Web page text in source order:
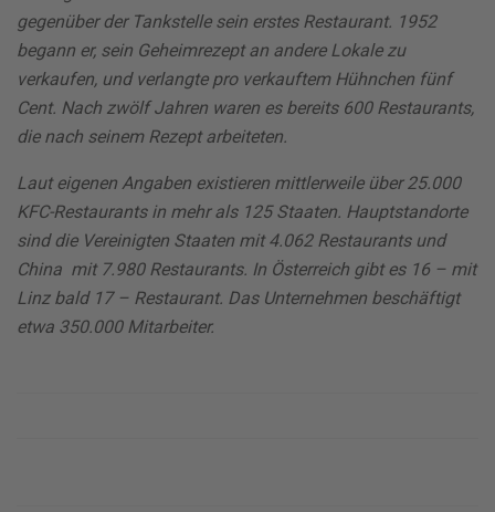
gegenüber der Tankstelle sein erstes Restaurant. 1952
begann er, sein Geheimrezept an andere Lokale zu
verkaufen, und verlangte pro verkauftem Hühnchen fünf
Cent. Nach zwölf Jahren waren es bereits 600 Restaurants,
die nach seinem Rezept arbeiteten.
Laut eigenen Angaben existieren mittlerweile über 25.000
KFC-Restaurants in mehr als 125 Staaten. Hauptstandorte
sind die Vereinigten Staaten mit 4.062 Restaurants und
China mit 7.980 Restaurants. In Österreich gibt es 16 – mit
Linz bald 17 – Restaurant. Das Unternehmen beschäftigt
etwa 350.000 Mitarbeiter.